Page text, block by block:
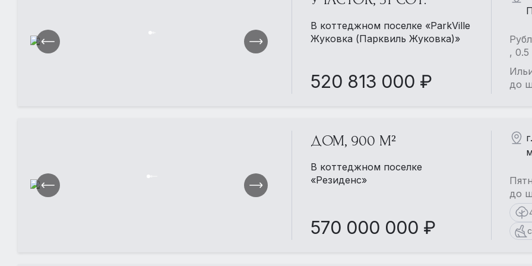
В коттеджном поселке «ParkVille
Жуковка (Парквиль Жуковка)»
520 813 000 ₽
,
до
ДОМ, 900 М²
В коттеджном поселке
«Резиденс»
570 000 000 ₽
до